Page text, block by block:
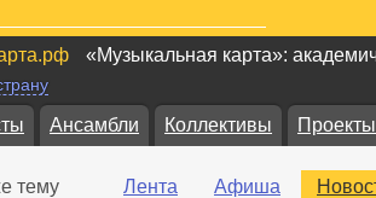
«Музыкальная карта»:
Ансамбли Коллективы Проекты
тему Лента Афиша